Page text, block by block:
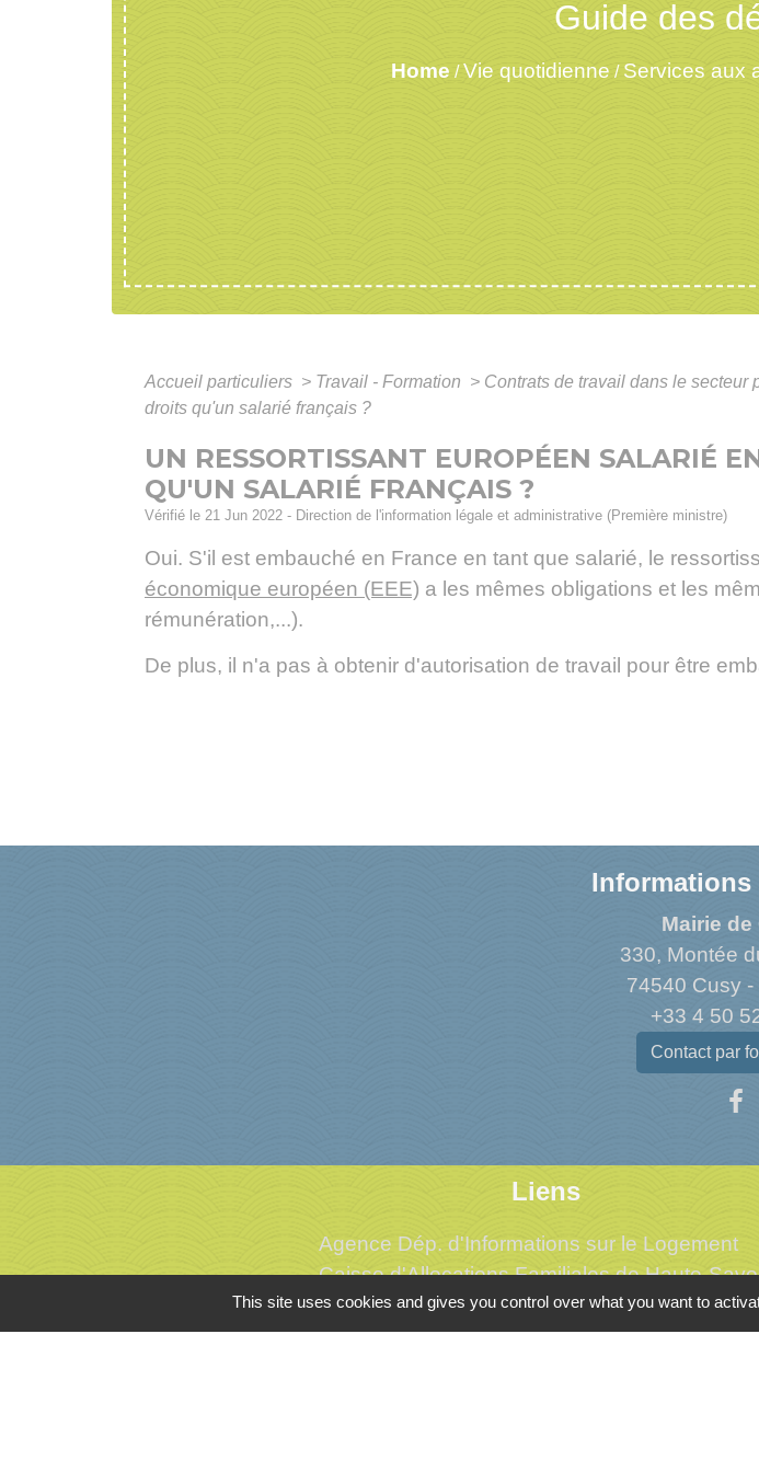
Guide des
Home /Vie quotidienne / Services aux
Accueil particuliers > Travail - Formation > Contrats de travail dans le secteur
droits qu'un salarié français ?
UN RESSORTISSANT EUROPÉEN SALARIÉ
QU'UN SALARIÉ FRANÇAIS ?
Vérifié le 21 Jun 2022 - Direction de l'information légale et administrative (Première ministre)
Oui. S'il est embauché en France en tant que salarié, le
économique européen (EEE) a les mêmes obligations et les
rémunération,...).
De plus, il n'a pas à obtenir d'autorisation de travail pour être
Informations
Mairie de
330, Montée
74540 Cusy -
+33 4 50
Contact par
Liens
Agence Dép. d'Informations sur le Logement
Caisse d'Allocations Familiales de Haute-
Caisse Primaire d'Assurance Maladie
Conseil Départemental de Haute-Savoie
This site uses cookies and gives you control over what you want to